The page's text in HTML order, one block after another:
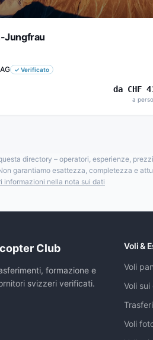
Jungfrau
✓ Verificato
daCHF
a
directory – operatori, esperienze,
garantiamo esattezza, completezza e
informazioni nella nota sui dati
Club
formazione e
svizzeri verificati.
Voli &
Voli
Voli
Voli